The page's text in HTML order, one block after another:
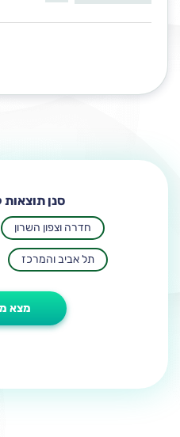
סנן תוצאות
חדרה וצפון השרון
תל אביב והמרכז